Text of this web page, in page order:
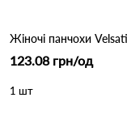
123.08 грн/од
1 шт